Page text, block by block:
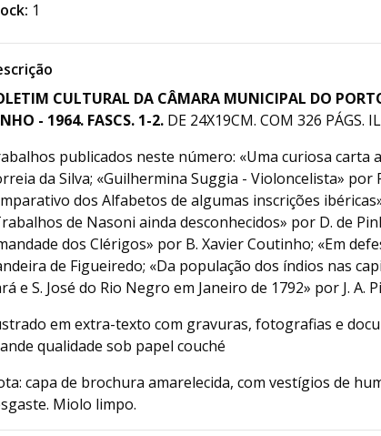
1
CULTURAL DA CÂMARA MUNICIPAL DO
- 1964. FASCS. 1-2. DE 24X19CM. COM 326 PÁGS.
publicados neste número: «Uma curiosa carta
da Silva; «Guilhermina Suggia - Violoncelista» por
dos Alfabetos de algumas inscrições
de Nasoni ainda desconhecidos» por D. de
dos Clérigos» por B. Xavier Coutinho; «Em
de Figueiredo; «Da população dos índios nas
e S. José do Rio Negro em Janeiro de 1792» por J. A.
em extra-texto com gravuras, fotografias e
qualidade sob papel couché
capa de brochura amarelecida, com vestígios de
Miolo limpo.